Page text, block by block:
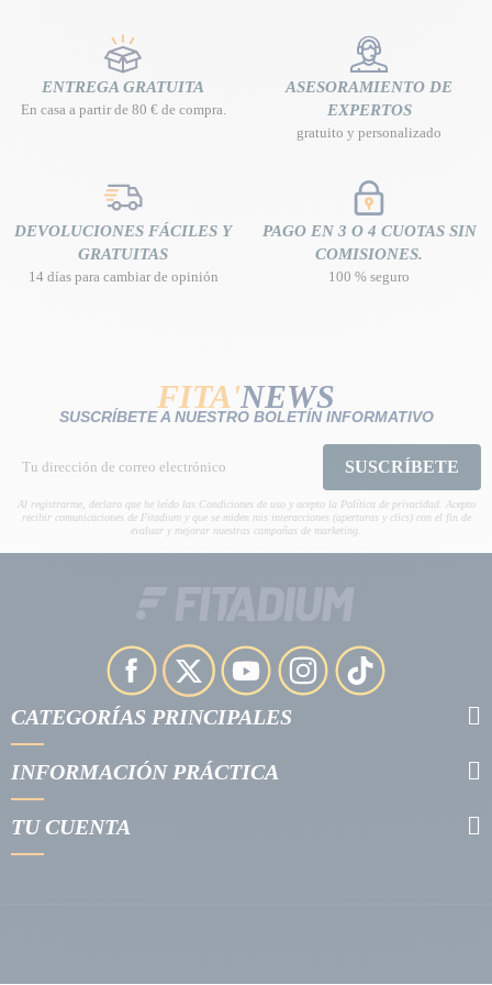
ENTREGA GRATUITA
En casa a partir de 80 € de compra.
ASESORAMIENTO DE
EXPERTOS
gratuito y personalizado
DEVOLUCIONES FÁCILES Y
GRATUITAS
14 días para cambiar de opinión
PAGO EN 3 O 4 CUOTAS SIN
COMISIONES.
100 % seguro
FITA'NEWS
SUSCRÍBETE A NUESTRO BOLETÍN INFORMATIVO
SUSCRÍBETE
Al registrarme, declaro que he leído las Condiciones de uso y acepto la Política de privacidad. Acepto
recibir comunicaciones de Fitadium y que se miden mis interacciones (aperturas y clics) con el fin de
evaluar y mejorar nuestras campañas de marketing.
CATEGORÍAS PRINCIPALES
INFORMACIÓN PRÁCTICA
TU CUENTA